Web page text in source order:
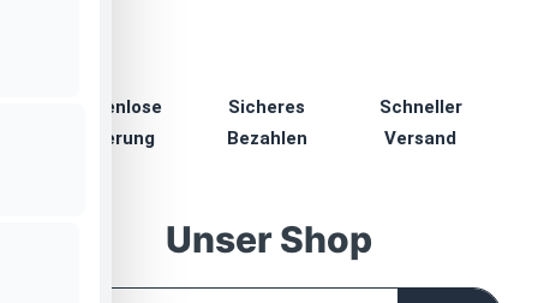
Kostenlose
Lieferung
Sicheres
Bezahlen
Schneller
Versand
Unser Shop